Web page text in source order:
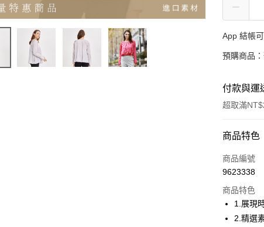
App 結帳
預購商品
付款與運
超取滿
付款方式
信用卡一次
LINE Pay
Apple Pay
商品特色
商品編號
9623338
商品特色
1.展現
2.精選